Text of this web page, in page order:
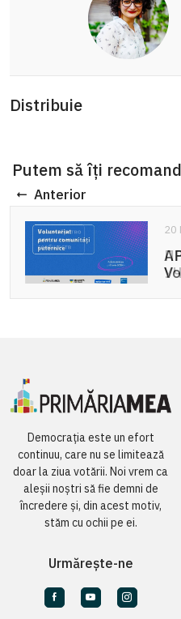
Distribuie
Putem să îți
Anterior
20
Democrația este un efort
continuu, care nu se limitează
doar la ziua votării. Noi vrem ca
aleșii noștri să fie demni de
încredere și, din acest motiv,
stăm cu ochii pe ei.
Urmărește-ne